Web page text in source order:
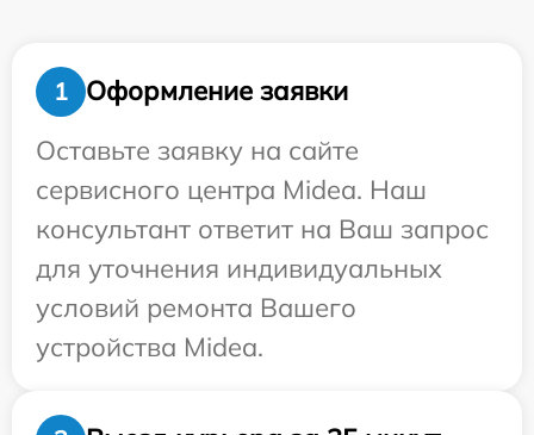
1
Оформление заявки
Оставьте заявку на сайте
сервисного центра Midea. Наш
консультант ответит на Ваш запрос
для уточнения индивидуальных
условий ремонта Вашего
устройства Midea.